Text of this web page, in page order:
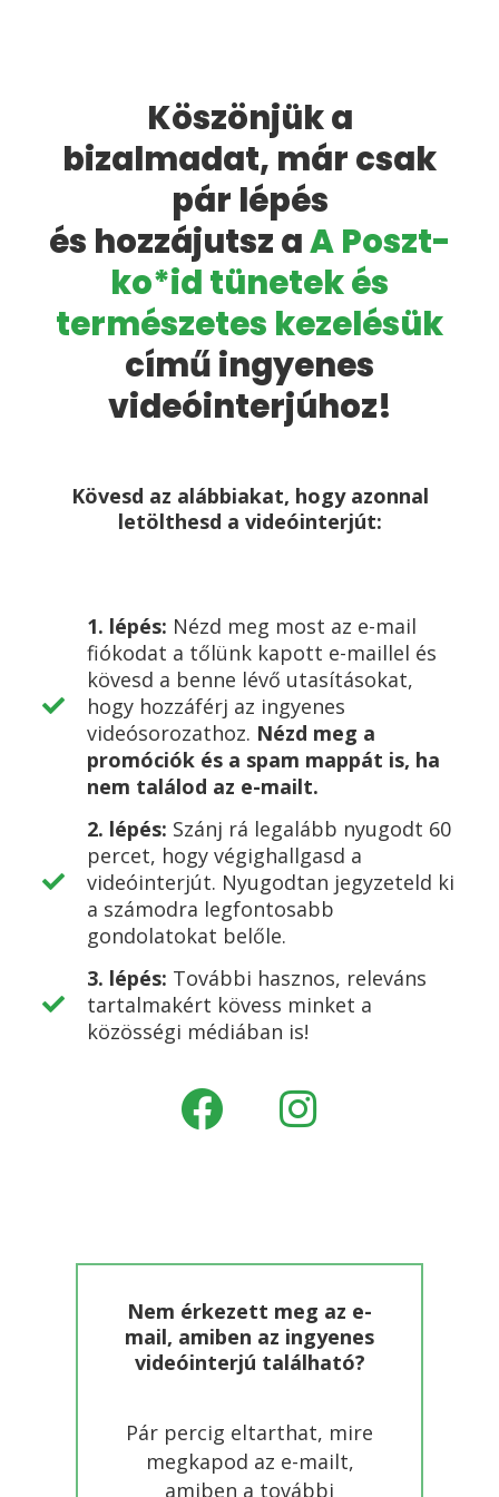
Köszönjük a
bizalmadat, már csak
pár lépés
és hozzájutsz aA Poszt-
ko*id tünetek és
természetes kezelésük
című ingyenes
videóinterjúhoz!
Kövesd az alábbiakat, hogy azonnal
letölthesd a videóinterjút:
1. lépés: Nézd meg most az e-mail
fiókodat a tőlünk kapott e-maillel és
kövesd a benne lévő utasításokat,
hogy hozzáférj az ingyenes
videósorozathoz. Nézd meg a
promóciók és a spam mappát is, ha
nem találod az e-mailt.
2. lépés: Szánj rá legalább nyugodt 60
percet, hogy végighallgasd a
videóinterjút. Nyugodtan jegyzeteld ki
a számodra legfontosabb
gondolatokat belőle.
3. lépés: További hasznos, releváns
tartalmakért kövess minket a
közösségi médiában is!
Nem érkezett meg az e-
mail, amiben az ingyenes
videóinterjú található?
Pár percig eltarthat, mire
megkapod az e-mailt,
amiben a további